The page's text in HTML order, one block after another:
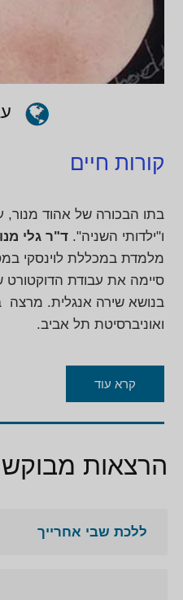
קורות חיים
בתו הבכורה של אהוד מנור,
ו"ילדותי השניה".ד"ר גלי
מלמדת במכללת לוינסקי
סיימה את עבודת הדוקטורט
בנושא שירה אנגלית. מרצה
ואוניברסיטת תל אביב.
קרא עוד
הרצאות
ללכת שבי אחרייך